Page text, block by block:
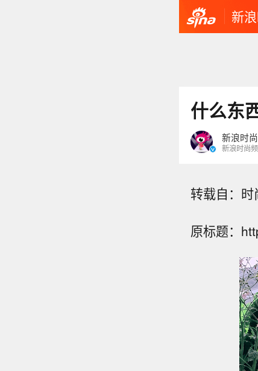
新
什么东
新浪时尚
新浪时尚
转载自：时
原标题：